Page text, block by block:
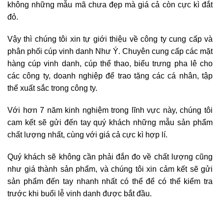
không những mẫu mã chưa đẹp mà giá cả còn cực kì đắt
đỏ.
Vậy thì chúng tôi xin tự giới thiệu về công ty cung cấp và
phân phối cúp vinh danh Như Ý. Chuyên cung cấp các mặt
hàng cúp vinh danh, cúp thể thao, biểu trưng pha lê cho
các công ty, doanh nghiệp để trao tặng các cá nhân, tập
thể xuất sắc trong công ty.
Với hơn 7 năm kinh nghiệm trong lĩnh vực này, chúng tôi
cam kết sẽ gửi đến tay quý khách những mẫu sản phẩm
chất lượng nhất, cùng với giá cả cực kì hợp lí.
Quý khách sẽ không cần phải đắn đo về chất lượng cũng
như giá thành sản phẩm, và chúng tôi xin cảm kết sẽ gửi
sản phẩm đến tay nhanh nhất có thể để có thể kiểm tra
trước khi buổi lễ vinh danh được bắt đầu.